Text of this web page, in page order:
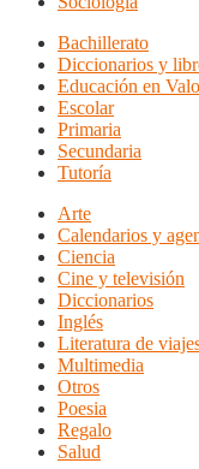
Bachillerato
Diccionarios y
Educación en
Escolar
Primaria
Secundaria
Tutoría
Arte
Calendarios y
Ciencia
Cine y televisión
Diccionarios
Inglés
Literatura de
Multimedia
Otros
Poesia
Regalo
Salud